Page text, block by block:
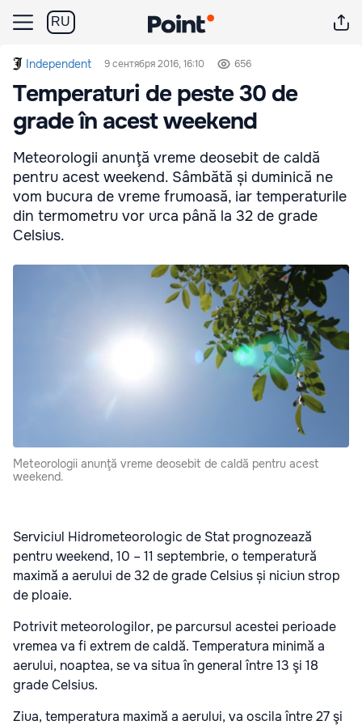
RU
Independent 9 сентября 2016, 16:10 656
Temperaturi de peste 30 de
grade în acest weekend
Meteorologii anunţă vreme deosebit de caldă
pentru acest weekend. Sâmbătă și duminică ne
vom bucura de vreme frumoasă, iar temperaturile
din termometru vor urca până la 32 de grade
Celsius.
Meteorologii anunţă vreme deosebit de caldă pentru acest
weekend.
Serviciul Hidrometeorologic de Stat prognozează
pentru weekend, 10 – 11 septembrie, o temperatură
maximă a aerului de 32 de grade Celsius și niciun strop
de ploaie.
Potrivit meteorologilor, pe parcursul acestei perioade
vremea va fi extrem de caldă. Temperatura minimă a
aerului, noaptea, se va situa în general între 13 şi 18
grade Celsius.
Ziua, temperatura maximă a aerului, va oscila între 27 şi